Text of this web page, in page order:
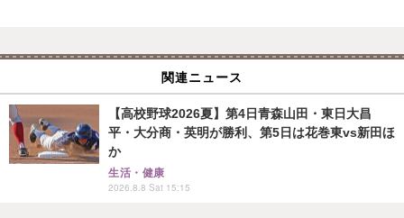
関連ニュース
【高校野球2026夏】第4日青森山田・東日大昌
平・大分商・英明が勝利、第5日は花巻東vs新田ほ
か
生活・健康
2026.8.8 Sat 15:15